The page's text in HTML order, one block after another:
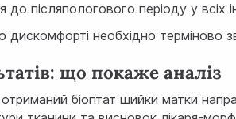
до післяпологового періоду у всіх
дискомфорті необхідно
що покаже аналіз
біоптат шийки матки